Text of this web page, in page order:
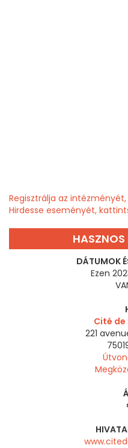
Regisztrálja az
Hirdesse eseményét,
DÁTUMOK
Ezen
Cité de
221